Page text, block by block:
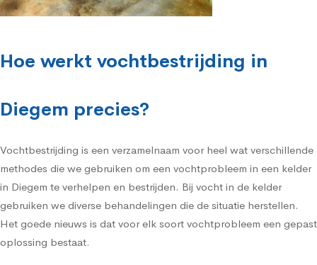
Hoe werkt vochtbestrijding in
Diegem precies?
Vochtbestrijding is een verzamelnaam voor heel wat verschillende
methodes die we gebruiken om een vochtprobleem in een kelder
in Diegem te verhelpen en bestrijden. Bij vocht in de kelder
gebruiken we diverse behandelingen die de situatie herstellen.
Het goede nieuws is dat voor elk soort vochtprobleem een gepast
oplossing bestaat.